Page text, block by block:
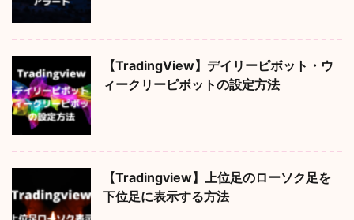
【TradingView】デイリーピボット・ウ
ィークリーピボットの設定方法
【Tradingview】上位足のローソク足を
下位足に表示する方法